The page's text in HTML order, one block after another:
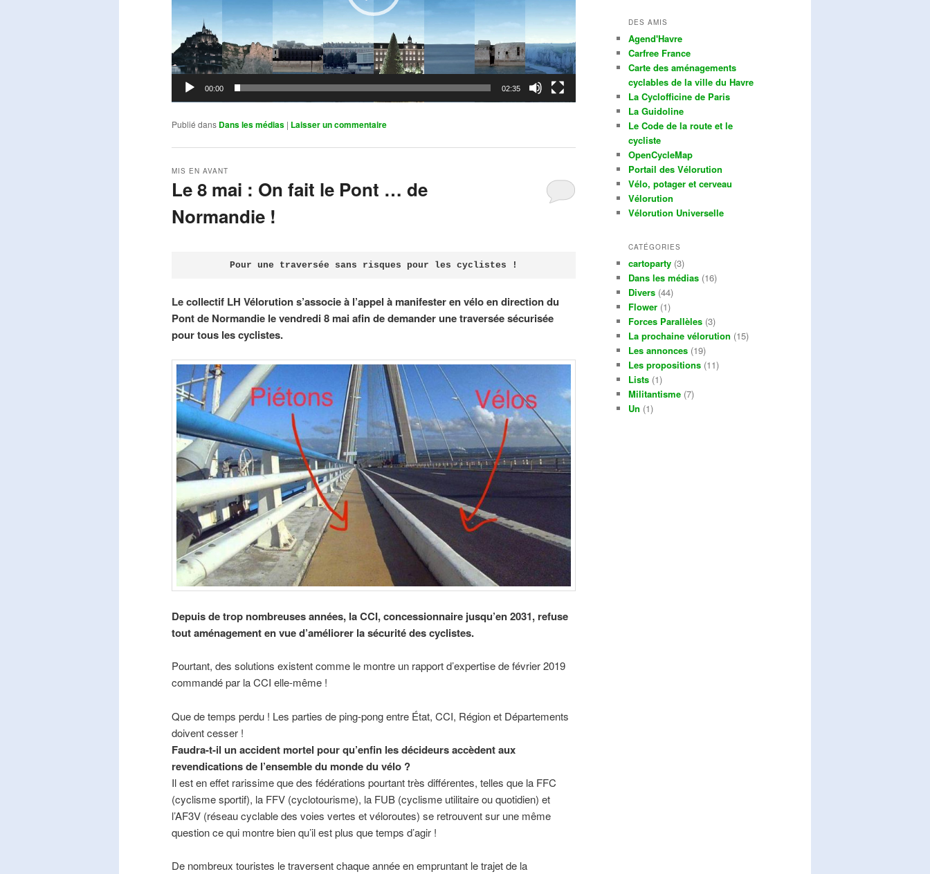
00:00 02:35
Publié dans Dans les médias | Laisser un commentaire
Le 8 mai : On fait le Pont … de
Normandie !
MIS EN AVANT
Pour une traversée sans risques pour les cyclistes !
Le collectif LH Vélorution s’associe à l’appel à manifester en vélo en direction du
Pont de Normandie le vendredi 8 mai afin de demander une traversée sécurisée
pour tous les cyclistes.
Depuis de trop nombreuses années, la CCI, concessionnaire jusqu’en 2031, refuse
tout aménagement en vue d’améliorer la sécurité des cyclistes.
Pourtant, des solutions existent comme le montre un rapport d’expertise de février 2019
commandé par la CCI elle-même !
Que de temps perdu ! Les parties de ping-pong entre État, CCI, Région et Départements
doivent cesser !
Faudra-t-il un accident mortel pour qu’enfin les décideurs accèdent aux
revendications de l’ensemble du monde du vélo ?
Il est en effet rarissime que des fédérations pourtant très différentes, telles que la FFC
(cyclisme sportif), la FFV (cyclotourisme), la FUB (cyclisme utilitaire ou quotidien) et
l’AF3V (réseau cyclable des voies vertes et véloroutes) se retrouvent sur une même
question ce qui montre bien qu’il est plus que temps d’agir !
De nombreux touristes le traversent chaque année en empruntant le trajet de la
DES AMIS
Agend'Havre
Carfree France
Carte des aménagements
cyclables de la ville du Havre
La Cyclofficine de Paris
La Guidoline
Le Code de la route et le
cycliste
OpenCycleMap
Portail des Vélorution
Vélo, potager et cerveau
Vélorution
Vélorution Universelle
CATÉGORIES
cartoparty (3)
Dans les médias (16)
Divers (44)
Flower (1)
Forces Parallèles (3)
La prochaine vélorution (15)
Les annonces (19)
Les propositions (11)
Lists (1)
Militantisme (7)
Un (1)